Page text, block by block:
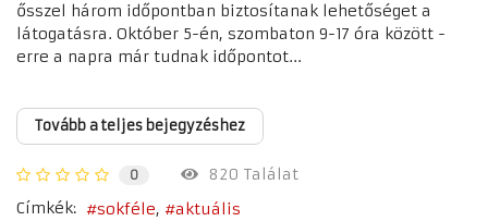
ősszel három időpontban biztosítanak lehetőséget a
látogatásra. Október 5-én, szombaton 9-17 óra között -
erre a napra már tudnak időpontot...
Tovább a teljes bejegyzéshez
0
820 Találat
Címkék:
sokféle aktuális